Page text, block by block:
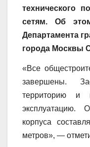
технического
сетям. Об
Департамента
города Москвы
«Все
завершены.
территорию
эксплуатацию.
корпуса
метров», —